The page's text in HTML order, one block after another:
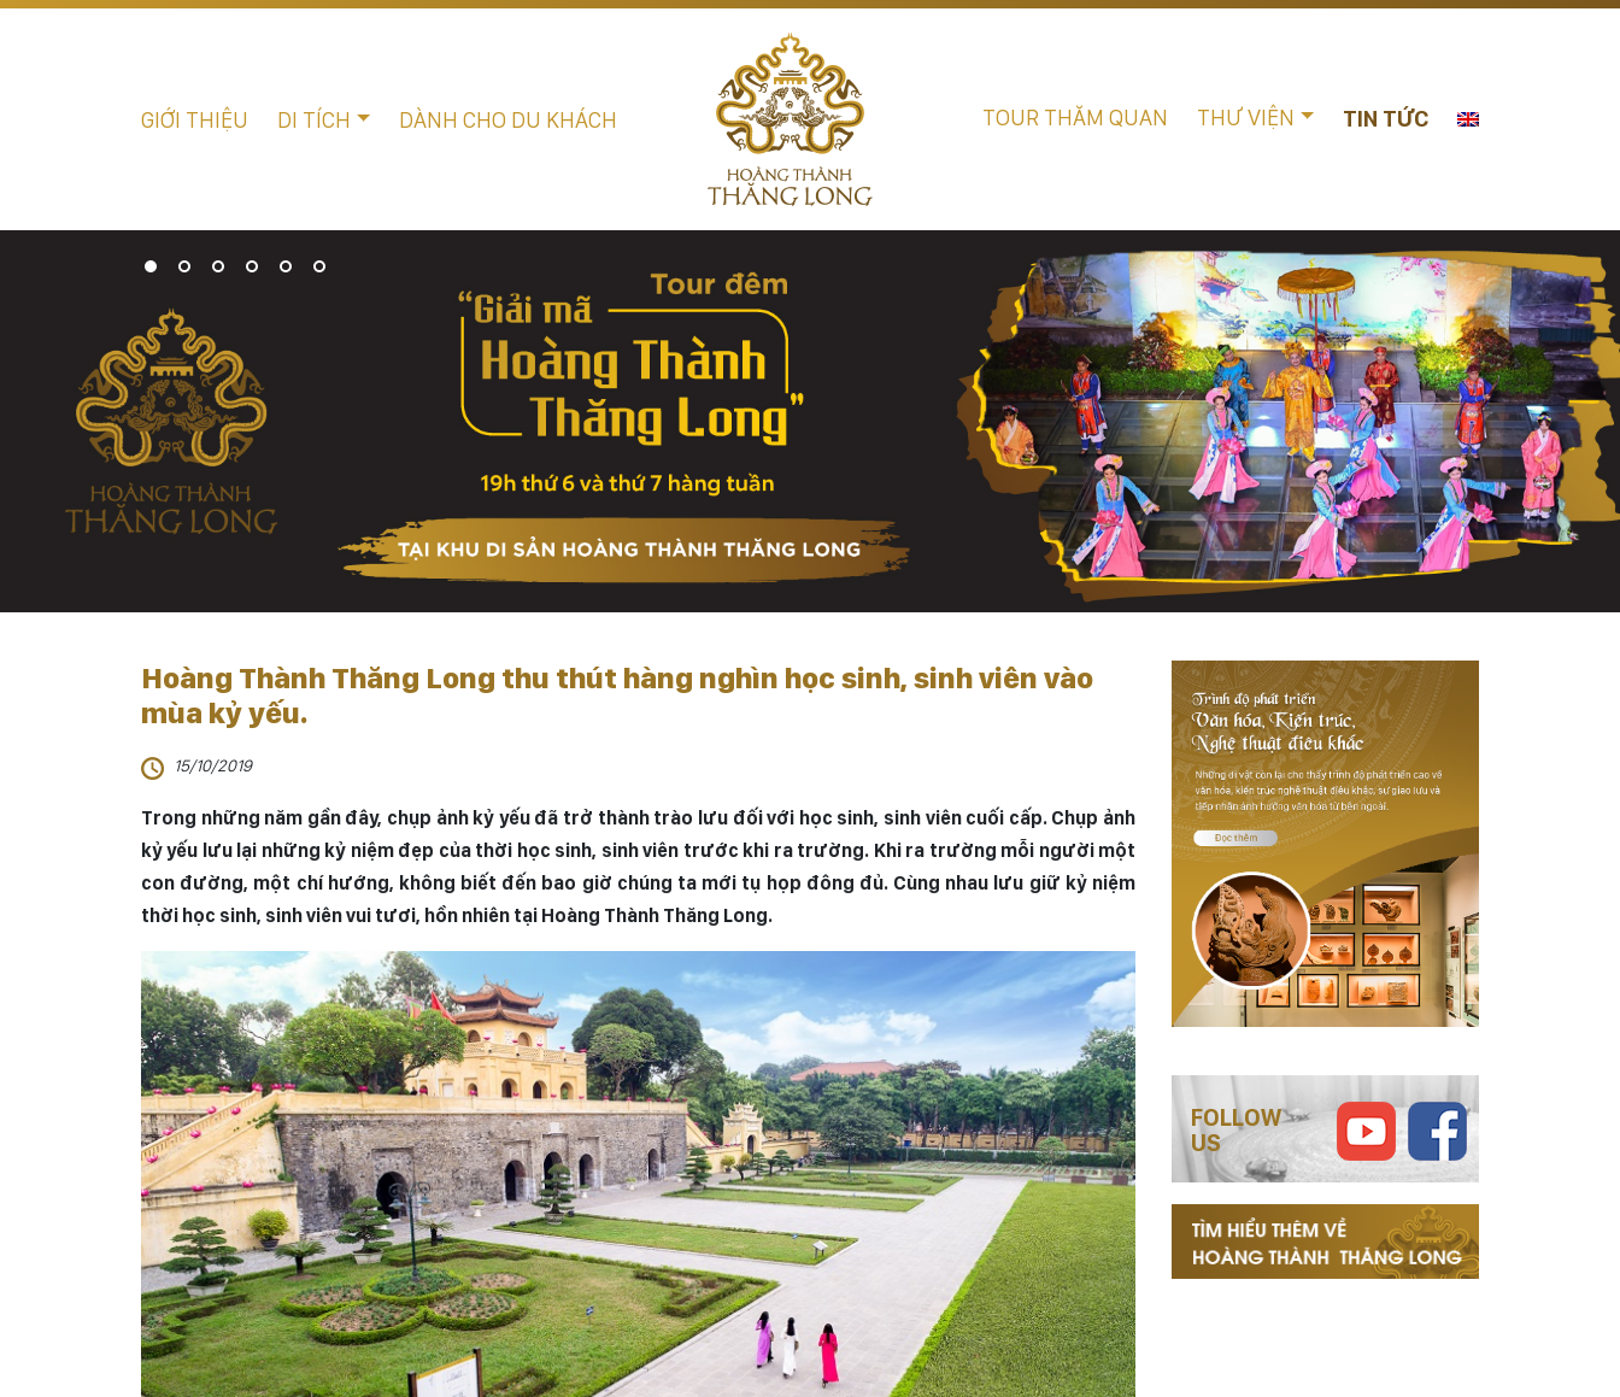
GIỚI THIỆU DI TÍCH DÀNH CHO DU KHÁCH TOUR THĂM QUAN THƯ VIỆN TIN TỨC
Hoàng Thành Thăng Long thu thút hàng nghìn học sinh, sinh viên vào
mùa kỷ yếu.
15/10/2019
Trong những năm gần đây, chụp ảnh kỷ yếu đã trở thành trào lưu đối với học sinh, sinh viên cuối cấp. Chụp ảnh
kỷ yếu lưu lại những kỷ niệm đẹp của thời học sinh, sinh viên trước khi ra trường. Khi ra trường mỗi người một
con đường, một chí hướng, không biết đến bao giờ chúng ta mới tụ họp đông đủ. Cùng nhau lưu giữ kỷ niệm
thời học sinh, sinh viên vui tươi, hồn nhiên tại Hoàng Thành Thăng Long.
FOLLOW
US